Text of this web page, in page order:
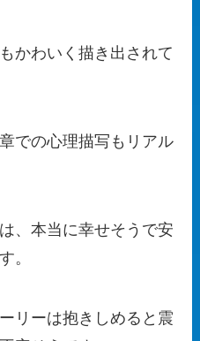
かわいく描き出されて
での心理描写もリアル
、本当に幸せそうで安
。
リーは抱きしめると震